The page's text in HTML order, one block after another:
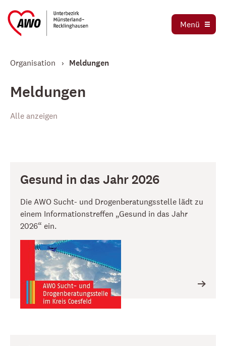
Menü
Organigramm
Betriebsrat
Schwerbehindertenvertretung
Ausbildung und Praktika
Jetzt spenden
Organisation Meldungen
Meldungen
Alle anzeigen
Gesund in das Jahr 2026
Die AWO Sucht- und Drogenberatungsstelle lädt zu
einem Informationstreffen „Gesund in das Jahr
2026“ ein.